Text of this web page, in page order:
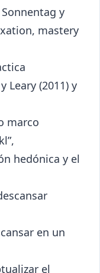
y
mastery
Leary (2011) y
marco
hedónica y el
en un
el